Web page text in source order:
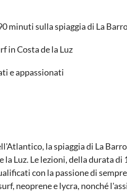
minuti sulla spiaggia di La
in Costa de la Luz
e appassionati
la spiaggia di La
la Luz. Le lezioni, della durata
con la passione di
neoprene e lycra, nonché